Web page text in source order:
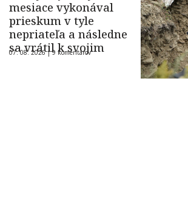
mesiace vykonával
prieskum v tyle
nepriateľa a následne
sa vrátil k svojim
07. 08. 2026 |9 komentárov